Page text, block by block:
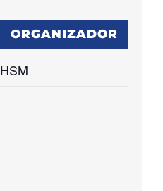
ORGANIZADOR
HSM